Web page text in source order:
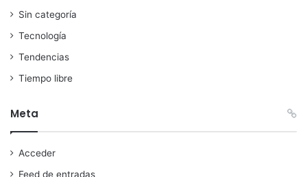
Sin categoría
Tecnología
Tendencias
Tiempo libre
Meta
Acceder
Feed de entradas